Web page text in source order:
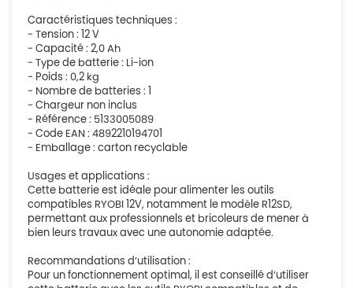
Caractéristiques techniques :
- Tension : 12 V
- Capacité : 2,0 Ah
- Type de batterie : Li-ion
- Poids : 0,2 kg
- Nombre de batteries : 1
- Chargeur non inclus
- Référence : 5133005089
- Code EAN : 4892210194701
- Emballage : carton recyclable
Usages et applications :
Cette batterie est idéale pour alimenter les outils
compatibles RYOBI 12V, notamment le modèle R12SD,
permettant aux professionnels et bricoleurs de mener à
bien leurs travaux avec une autonomie adaptée.
Recommandations d’utilisation :
Pour un fonctionnement optimal, il est conseillé d’utiliser